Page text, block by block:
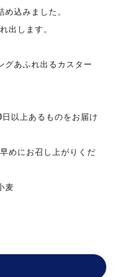
込みました。
出します。
グあふれ出るカスター
以上あるものをお届け
めにお召し上がりくだ
麦